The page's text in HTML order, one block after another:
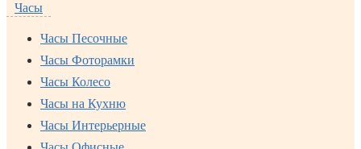
Часы
Часы Песочные
Часы Фоторамки
Часы Колесо
Часы на Кухню
Часы Интерьерные